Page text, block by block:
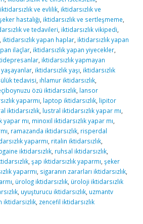
iktidarsızlık ve evlilik, iktidarsızlık ve
hastalığı, iktidarsızlık ve sertleşmeme,
ve tedavileri, iktidarsızlık vikipedi,
, iktidarsızlık yapan haplar, iktidarsızlık yapan
ilaçlar, iktidarsızlık yapan yiyecekler,
, iktidarsızlık yapmayan
yaşayanlar, iktidarsızlık yaşı, iktidarsızlık
tedavisi, ıhlamur iktidarsızlık,
özü iktidarsızlık, lansor
yaparmı, laptop iktidarsızlık, lipitor
iktidarsızlık, lustral iktidarsızlık yapar mı,
yapar mı, minoxil iktidarsızlık yapar mı,
, ramazanda iktidarsızlık, risperdal
yaparmı, ritalin iktidarsızlık,
iktidarsızlık, ruhsal iktidarsızlık,
, şap iktidarsızlık yaparmı, şeker
yaparmı, sigaranın zararları iktidarsızlık,
, ürolog iktidarsızlık, üroloji iktidarsızlık
, uyuşturucu iktidarsızlık, uzmantv
iktidarsizlik, zencefil iktidarsızlık